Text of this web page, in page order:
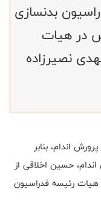
بدنسازی
در هیات
نصیرزاده
اندام، بنابر
حسین اخلاقی از
رئیسه فدراسیون